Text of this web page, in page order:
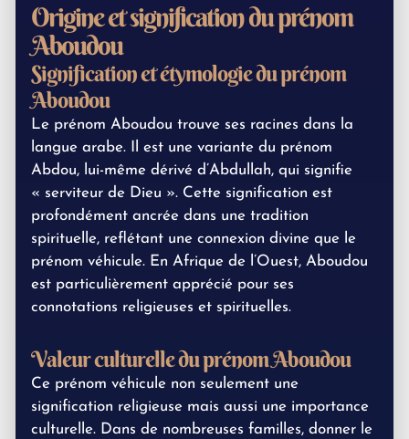
Origine et signification du prénom
Aboudou
Signification et étymologie du prénom
Aboudou
Le prénom Aboudou trouve ses racines dans la
langue arabe. Il est une variante du prénom
Abdou, lui-même dérivé d’Abdullah, qui signifie
« serviteur de Dieu ». Cette signification est
profondément ancrée dans une tradition
spirituelle, reflétant une connexion divine que le
prénom véhicule. En Afrique de l’Ouest, Aboudou
est particulièrement apprécié pour ses
connotations religieuses et spirituelles.
Valeur culturelle du prénom Aboudou
Ce prénom véhicule non seulement une
signification religieuse mais aussi une importance
culturelle. Dans de nombreuses familles, donner le